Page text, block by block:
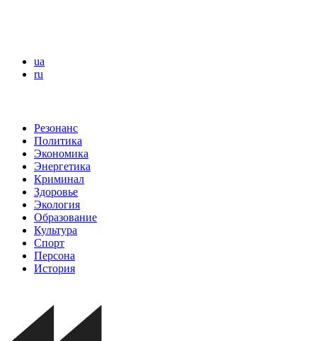
ua
ru
Резонанс
Политика
Экономика
Энергетика
Криминал
Здоровье
Экология
Образование
Культура
Спорт
Персона
История